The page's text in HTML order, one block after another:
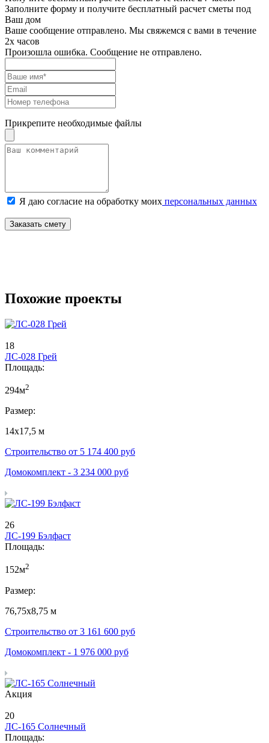
Заполните форму и получите бесплатный расчет сметы под
Ваш дом
Ваше сообщение отправлено. Мы свяжемся с вами в течение
2х часов
Произошла ошибка. Сообщение не отправлено.
Прикрепите необходимые файлы
Я даю согласие на обработку моих персональных данных
Заказать смету
Похожие проекты
18
ЛС-028 Грей
Площадь:
294м2
Размер:
14х17,5 м
Строительство от 5 174 400 руб
Домокомплект - 3 234 000 руб
26
ЛС-199 Бэлфаст
Площадь:
152м2
Размер:
76,75х8,75 м
Строительство от 3 161 600 руб
Домокомплект - 1 976 000 руб
Акция
20
ЛС-165 Солнечный
Площадь: